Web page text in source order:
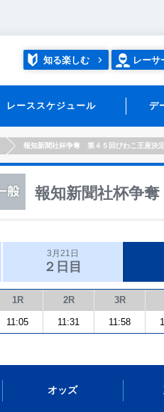
知る楽しむ レーサ
レーススケジュール デ
報知新聞社杯争奪 第４５回びわこ王座決
報知新聞社杯争
3月21日
２日目
1R 2R 3R
11:05 11:31 11:58
オッズ